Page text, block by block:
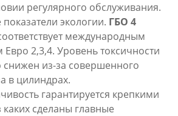
регулярного обслуживания.
экологии. ГБО 4
международным
2,3,4. Уровень токсичности
снижен из-за совершенного
в цилиндрах.
гарантируется крепкими
сделаны главные